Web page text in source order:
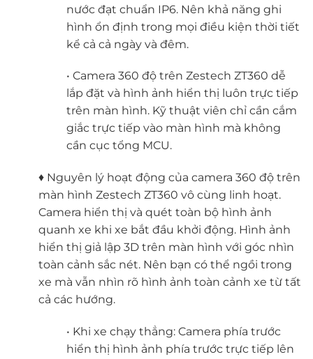
nước đạt chuẩn IP6. Nên khả năng ghi
hình ổn định trong mọi điều kiện thời tiết
kể cả cả ngày và đêm.
• Camera 360 độ trên Zestech ZT360 dễ
lắp đặt và hình ảnh hiển thị luôn trực tiếp
trên màn hình. Kỹ thuật viên chỉ cần cắm
giắc trực tiếp vào màn hình mà không
cần cục tổng MCU.
♦ Nguyên lý hoạt động của camera 360 độ trên
màn hình Zestech ZT360 vô cùng linh hoạt.
Camera hiển thị và quét toàn bộ hình ảnh
quanh xe khi xe bắt đầu khởi động. Hình ảnh
hiển thị giả lập 3D trên màn hình với góc nhìn
toàn cảnh sắc nét. Nên bạn có thể ngồi trong
xe mà vẫn nhìn rõ hình ảnh toàn cảnh xe từ tất
cả các hướng.
• Khi xe chạy thẳng: Camera phía trước
hiển thị hình ảnh phía trước trực tiếp lên